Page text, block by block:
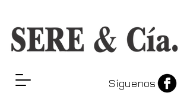
Síguenos